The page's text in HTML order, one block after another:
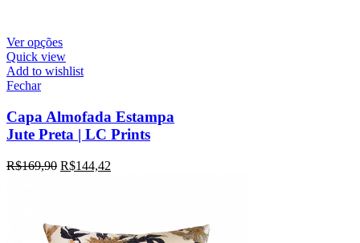
Ver opções
Quick view
Add to wishlist
Fechar
Capa Almofada Estampa
Jute Preta | LC Prints
R$169,90 R$144,42